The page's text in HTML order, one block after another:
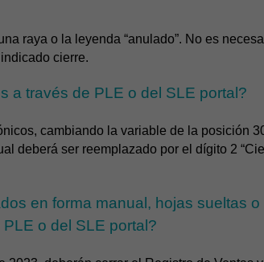
raya o la leyenda “anulado”. No es
cierre.
a través de PLE o del SLE portal?
cambiando la variable de la posición
deberá ser reemplazado por el dígito 2
en forma manual, hojas sueltas o
o del SLE portal?